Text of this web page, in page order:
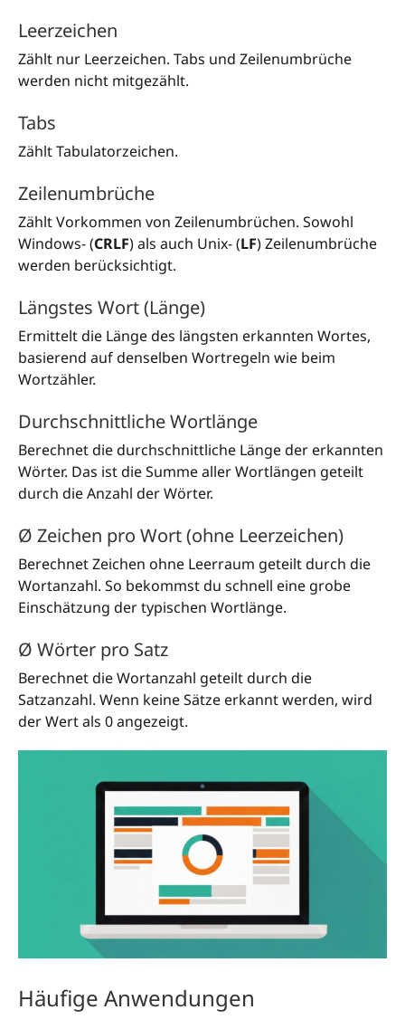
Leerzeichen
Zählt nur Leerzeichen. Tabs und Zeilenumbrüche
werden nicht mitgezählt.
Tabs
Zählt Tabulatorzeichen.
Zeilenumbrüche
Zählt Vorkommen von Zeilenumbrüchen. Sowohl
Windows- (CRLF) als auch Unix- (LF) Zeilenumbrüche
werden berücksichtigt.
Längstes Wort (Länge)
Ermittelt die Länge des längsten erkannten Wortes,
basierend auf denselben Wortregeln wie beim
Wortzähler.
Durchschnittliche Wortlänge
Berechnet die durchschnittliche Länge der erkannten
Wörter. Das ist die Summe aller Wortlängen geteilt
durch die Anzahl der Wörter.
Ø Zeichen pro Wort (ohne Leerzeichen)
Berechnet Zeichen ohne Leerraum geteilt durch die
Wortanzahl. So bekommst du schnell eine grobe
Einschätzung der typischen Wortlänge.
Ø Wörter pro Satz
Berechnet die Wortanzahl geteilt durch die
Satzanzahl. Wenn keine Sätze erkannt werden, wird
der Wert als 0 angezeigt.
Häufige Anwendungen